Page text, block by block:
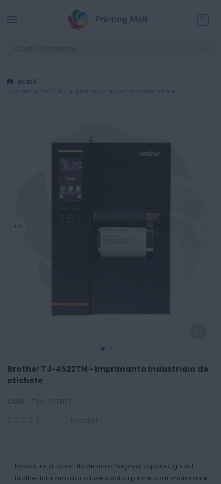
Acasă
Brother TJ-4522TN - Imprimanta industriala de etichete
Brother TJ-4522TN - Imprimanta industriala de
etichete
Fondat initial acum 115 de ani in Nagoya, Japonia, grupul
Brother furnizeaza produse si solutii printre care imprimante,